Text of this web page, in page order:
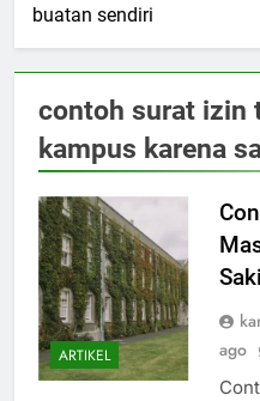
buatan sendiri
contoh surat izin
kampus karena
ARTIKEL
ago